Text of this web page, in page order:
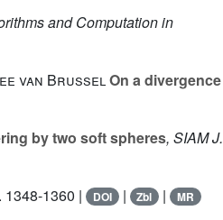
and Computation in
van BrusselOn a divergence
by two soft spheres, SIAM J.
1348-1360 | DOI | Zbl | MR